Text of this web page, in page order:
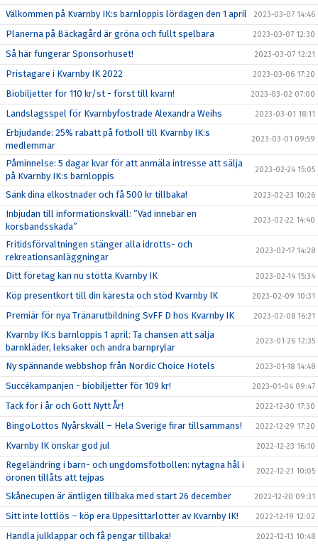
Välkommen på Kvarnby IK:s barnloppis lördagen den 1 april 2023-03-07 14:46
Planerna på Bäckagård är gröna och fullt spelbara 2023-03-07 12:30
Så här fungerar Sponsorhuset! 2023-03-07 12:21
Pristagare i Kvarnby IK 2022 2023-03-06 17:20
Biobiljetter för 110 kr/st - först till kvarn! 2023-03-02 07:00
Landslagsspel för Kvarnbyfostrade Alexandra Weihs 2023-03-01 18:11
Erbjudande: 25% rabatt på fotboll till Kvarnby IK:s
medlemmar
2023-03-01 09:59
Påminnelse: 5 dagar kvar för att anmäla intresse att sälja
på Kvarnby IK:s barnloppis
2023-02-24 15:05
Sänk dina elkostnader och få 500 kr tillbaka! 2023-02-23 10:26
Inbjudan till informationskväll: ”Vad innebär en
korsbandsskada”
2023-02-22 14:40
Fritidsförvaltningen stänger alla idrotts- och
rekreationsanläggningar
2023-02-17 14:28
Ditt företag kan nu stötta Kvarnby IK 2023-02-14 15:34
Köp presentkort till din käresta och stöd Kvarnby IK 2023-02-09 10:31
Premiär för nya Tränarutbildning SvFF D hos Kvarnby IK 2023-02-08 16:21
Kvarnby IK:s barnloppis 1 april: Ta chansen att sälja
barnkläder, leksaker och andra barnprylar
2023-01-26 12:35
Ny spännande webbshop från Nordic Choice Hotels 2023-01-18 14:48
Succékampanjen - biobiljetter för 109 kr! 2023-01-04 09:47
Tack för i år och Gott Nytt År! 2022-12-30 17:30
BingoLottos Nyårskväll – Hela Sverige firar tillsammans! 2022-12-29 17:20
Kvarnby IK önskar god jul 2022-12-23 16:10
Regeländring i barn- och ungdomsfotbollen: nytagna hål i
öronen tillåts att tejpas
2022-12-21 10:05
Skånecupen är äntligen tillbaka med start 26 december 2022-12-20 09:31
Sitt inte lottlös – köp era Uppesittarlotter av Kvarnby IK! 2022-12-19 12:02
Handla julklappar och få pengar tillbaka! 2022-12-13 10:48